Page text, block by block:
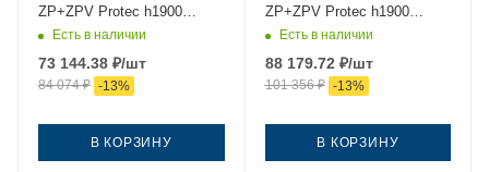
ZP+ZPV Protec h1900
145*75 03 02 145х75 стекло
рифленое профиль золото
без поддона
Есть в наличии
73 144.38 ₽/шт
84 074₽ -13%
В КОРЗИНУ
ZP+ZPV Protec h1900
145*75 03 Moru 145х75
стекло рифленое профиль
золото без поддона
Есть в наличии
88 179.72 ₽/шт
101 356₽ -13%
В КОРЗИНУ